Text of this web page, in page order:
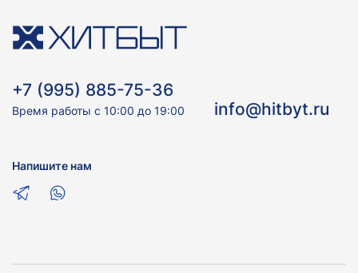
+7 (995) 885-75-36
Время работы с 10:00 до 19:00 info@hitbyt.ru
Напишите нам